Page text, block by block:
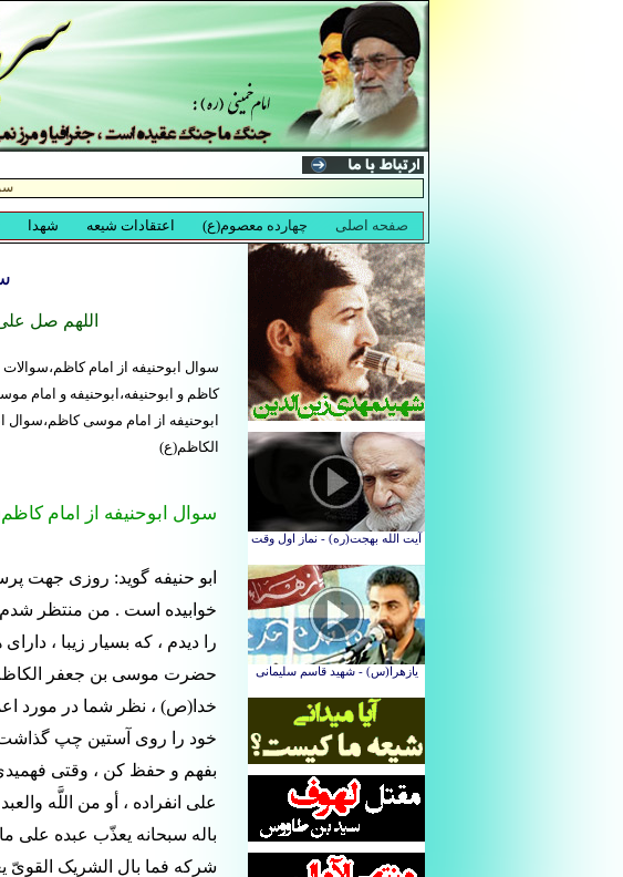
اللهم صل
سوال ابوحنیفه از امام
ابو حنیفه گوید: روزی جهت
خوابیده است . من منتظر شدم
را دیدم ، که بسیار زیبا ،
حضرت موسی بن جعفر
خدا(ص) ، نظر شما در مورد
خود را روی آستین چپ
بفهم و حفظ کن ، وقتی
علی انفراده ، أو من اللَّه
باله سبحانه یعذّب عبده علی
شرکه فما بال الشریک القویّ
سوال ابوحنیفه از امام
کاظم و ابوحنیفه،ابوحنیفه و امام
ابوحنیفه از امام موسی کاظم،سوال
الکاظم(ع)